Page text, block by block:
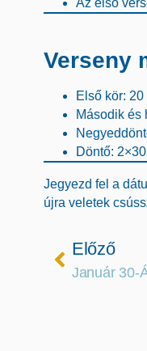
Az első
Verseny
Első kör: 20
Második és
Döntő:
Jegyezd fel a
újra veletek
Előző